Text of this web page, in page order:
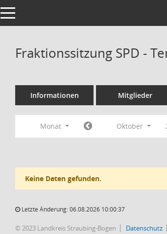
Toggle navigation
Fraktionssitzung SPD -
Informationen Mitglieder
Monat Oktober
Keine Daten gefunden.
Letzte Änderung: 06.08.2026 10:00:37
© 2023 Landkreis Straubing-Bogen Datenschutz